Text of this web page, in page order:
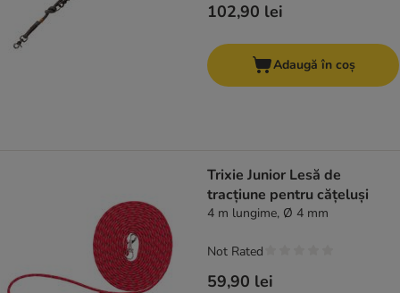
102,90 lei
Adaugă în coș
Trixie Junior Lesă de
tracțiune pentru cățeluși
4 m lungime, Ø 4 mm
59,90 lei
Not Rated